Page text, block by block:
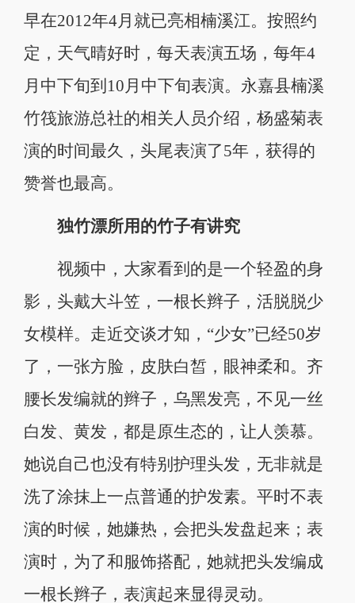
早在2012年4月就已亮相楠溪江。按照约
定，天气晴好时，每天表演五场，每年4
月中下旬到10月中下旬表演。永嘉县楠溪
竹筏旅游总社的相关人员介绍，杨盛菊表
演的时间最久，头尾表演了5年，获得的
赞誉也最高。
独竹漂所用的竹子有讲究
视频中，大家看到的是一个轻盈的身
影，头戴大斗笠，一根长辫子，活脱脱少
女模样。走近交谈才知，“少女”已经50岁
了，一张方脸，皮肤白皙，眼神柔和。齐
腰长发编就的辫子，乌黑发亮，不见一丝
白发、黄发，都是原生态的，让人羡慕。
她说自己也没有特别护理头发，无非就是
洗了涂抹上一点普通的护发素。平时不表
演的时候，她嫌热，会把头发盘起来；表
演时，为了和服饰搭配，她就把头发编成
一根长辫子，表演起来显得灵动。